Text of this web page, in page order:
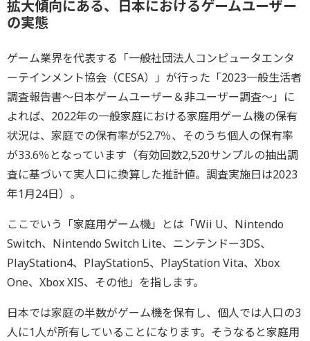
拡大傾向にある、日本におけるゲームユーザー
の実態
ゲーム業界を代表する「一般社団法人コンピュータエンタ
ーテインメント協会（CESA）」が行った「2023一般生活者
調査報告書～日本ゲームユーザー＆非ユーザー調査～」に
よれば、2022年の一般家庭における家庭用ゲーム機の保有
状況は、家庭での保有率が52.7％、そのうち個人の保有率
が33.6％となっています（有効回数2,520サンプルの抽出調
査に基づいて実人口に換算した推計値。調査実施日は2023
年1月24日）。
ここでいう「家庭用ゲーム機」とは「Wii U、Nintendo
Switch、Nintendo Switch Lite、ニンテンドー3DS、
PlayStation4、PlayStation5、PlayStation Vita、Xbox
One、Xbox XIS、その他」を指します。
日本では家庭の半数がゲーム機を保有し、個人では人口の3
人に1人が所有していることになります。そうなると家庭用